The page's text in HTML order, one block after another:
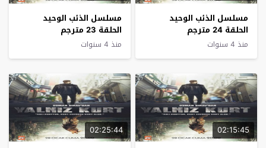
مسلسل الذئب الوحيد
الحلقة 24 مترجم
منذ 4 سنوات
مسلسل الذئب الوحيد
الحلقة 23 مترجم
منذ 4 سنوات
02:15:45
02:25:44